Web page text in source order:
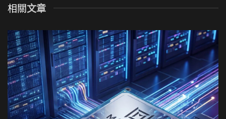
相關文章